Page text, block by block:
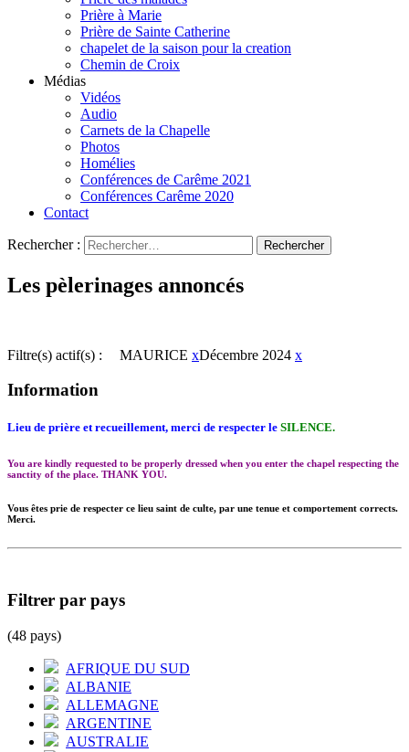
Prière à Marie
Prière de Sainte Catherine
chapelet de la saison pour la creation
Chemin de Croix
Médias
Vidéos
Audio
Carnets de la Chapelle
Photos
Homélies
Conférences de Carême 2021
Conférences Carême 2020
Contact
Rechercher :
Les pèlerinages annoncés
Filtre(s) actif(s) : MAURICE xDécembre 2024 x
Information
Lieu de prière et recueillement, merci de respecter le SILENCE.
You are kindly requested to be properly dressed when you enter the chapel respecting the
sanctity of the place. THANK YOU.
Vous êtes prie de respecter ce lieu saint de culte, par une tenue et comportement corrects.
Merci.
Filtrer par pays
(48 pays)
AFRIQUE DU SUD
ALBANIE
ALLEMAGNE
ARGENTINE
AUSTRALIE